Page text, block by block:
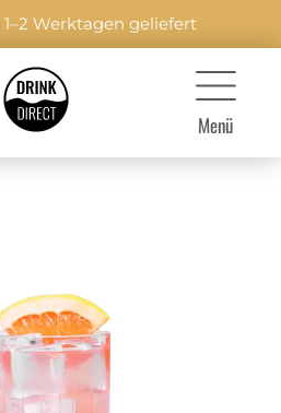
1–2 Werktagen geliefert
Menü